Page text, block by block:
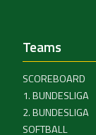
Teams
SCOREBOARD
1. BUNDESLIGA
2. BUNDESLIGA
SOFTBALL